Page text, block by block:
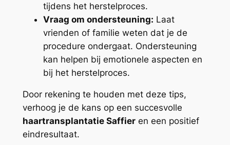
tijdens het herstelproces.
Vraag om ondersteuning: Laat
vrienden of familie weten dat je de
procedure ondergaat. Ondersteuning
kan helpen bij emotionele aspecten en
bij het herstelproces.
Door rekening te houden met deze tips,
verhoog je de kans op een succesvolle
haartransplantatie Saffieren een positief
eindresultaat.